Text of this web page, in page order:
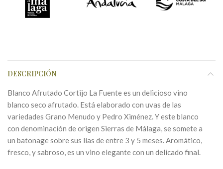
DESCRIPCIÓN
Blanco Afrutado Cortijo La Fuente es un delicioso vino
blanco seco afrutado. Está elaborado con uvas de las
variedades Grano Menudo y Pedro Ximénez. Y este blanco
con denominación de origen Sierras de Málaga, se somete a
un batonage sobre sus lías de entre 3 y 5 meses. Aromático,
fresco, y sabroso, es un vino elegante con un delicado final.